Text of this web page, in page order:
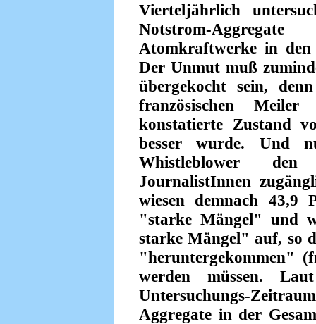
Vierteljährlich
Notstrom-
Atomkraftwerke in
Der Unmut muß
übergekocht sein,
französischen
konstatierte Zustand
besser wurde. Und
Whistleblower
JournalistInnen
wiesen demnach 43,9
"starke Mängel" und
starke Mängel" auf, so
"heruntergekommen"
werden müssen.
Untersuchungs-
Aggregate in der